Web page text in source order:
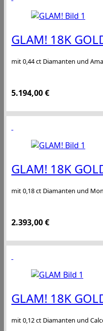
GLAM! 18K
mit 0,44 ct Diamanten und
5.194,00€
GLAM! 18K
mit 0,18 ct Diamanten und
2.393,00€
GLAM! 18K
mit 0,12 ct Diamanten und